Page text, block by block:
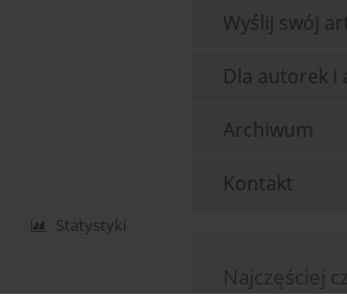
Statystyki
Wyślij swój
Dla autorek i
Archiwum
Kontakt
Najczęściej